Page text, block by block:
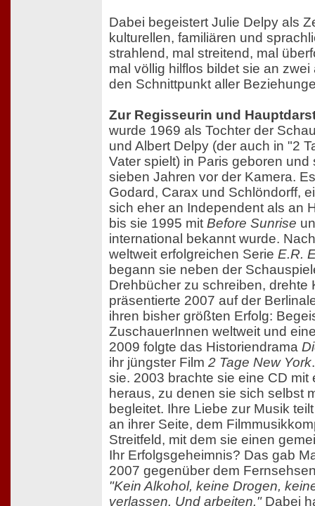
Dabei begeistert Julie Delpy als
kulturellen, familiären und
strahlend, mal streitend, mal
mal völlig hilflos bildet sie an
den Schnittpunkt aller
Zur Regisseurin und
wurde 1969 als Tochter der
und Albert Delpy (der auch in "2
Vater spielt) in Paris geboren und
sieben Jahren vor der Kamera.
Godard, Carax und Schlöndorff,
sich eher an Independent als an
bis sie 1995 mit Before Sunrise
international bekannt wurde.
weltweit erfolgreichen Serie E.R.
begann sie neben der
Drehbücher zu schreiben, drehte
präsentierte 2007 auf der
ihren bisher größten Erfolg:
ZuschauerInnen weltweit und
2009 folgte das Historiendrama
ihr jüngster Film 2 Tage New York
sie. 2003 brachte sie eine CD
heraus, zu denen sie sich selbst
begleitet. Ihre Liebe zur Musik
an ihrer Seite, dem
Streitfeld, mit dem sie einen
Ihr Erfolgsgeheimnis? Das gab
2007 gegenüber dem
"Kein Alkohol, keine Drogen,
verlassen. Und arbeiten."Dabei